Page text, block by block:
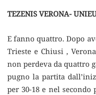
TEZENIS VERONA-
E fanno quattro. Dopo
Trieste e Chiusi ,
non perdeva da quattro
pugno la partita
per 30-18 e nel secondo